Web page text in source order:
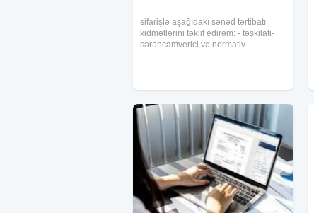
sifarişlə aşağıdakı sənəd tərtibatı
xidmətlərini təklif edirəm: - təşkilati-
sərəncamverici və normativ